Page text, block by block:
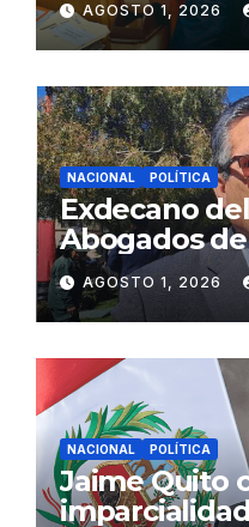
Fujimori
AGOSTO 1, 2026
NACIONAL POLÍTICA
Exdecano
Abogados
propuestas
ciudadana
AGOSTO 1, 2026
NACIONAL POLÍTICA
Jaime Quito